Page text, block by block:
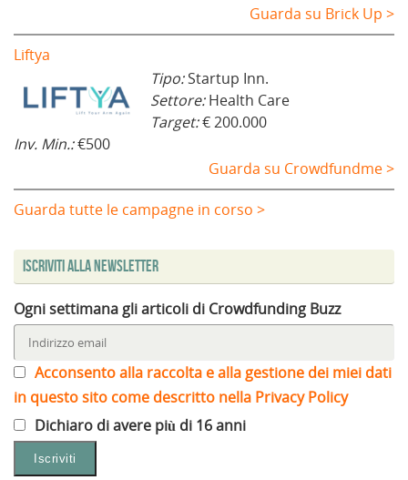
Guarda su Brick Up >
Liftya
Tipo:Startup Inn.
Settore:Health Care
Target:€ 200.000
Inv. Min.:€500
Guarda su Crowdfundme >
Guarda tutte le campagne in corso >
Iscriviti alla Newsletter
Ogni settimana gli articoli di Crowdfunding Buzz
Acconsento alla raccolta e alla gestione dei miei dati
in questo sito come descritto nella Privacy Policy
Dichiaro di avere più di 16 anni